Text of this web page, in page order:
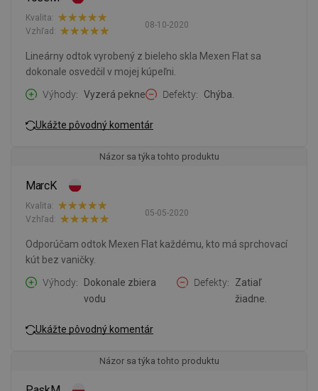
08-10-2020
Kvalita:
Vzhľad:
Lineárny odtok vyrobený z bieleho skla Mexen Flat sa
dokonale osvedčil v mojej kúpeľni.
Výhody
Vyzerá pekne Defekty Chýba.
Ukážte pôvodný komentár
Názor sa týka tohto produktu
MarcK
05-05-2020
Kvalita:
Vzhľad:
Odporúčam odtok Mexen Flat každému, kto má sprchovací
kút bez vaničky.
Výhody
Dokonale zbiera
vodu
Defekty
Zatiaľ
žiadne.
Ukážte pôvodný komentár
Názor sa týka tohto produktu